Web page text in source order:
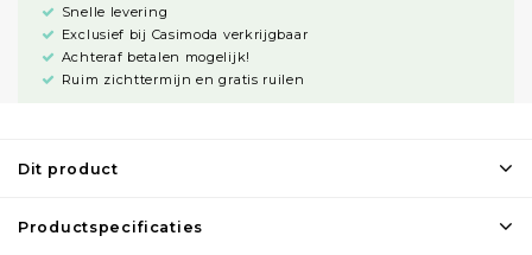
Snelle levering
Exclusief bij Casimoda verkrijgbaar
Achteraf betalen mogelijk!
Ruim zichttermijn en gratis ruilen
Dit product
Productspecificaties